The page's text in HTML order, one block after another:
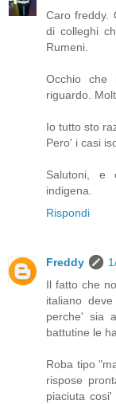
Caro freddy.
di colleghi
Rumeni.
Occhio che
riguardo.
Io tutto sto
Pero' i casi
Salutoni, e
indigena.
Rispondi
Freddy
Il fatto che
italiano
perche' sia
battutine le
Roba tipo
rispose
piaciuta